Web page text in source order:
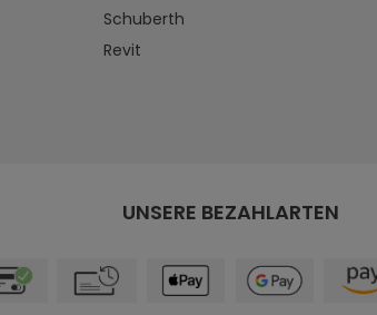
Schuberth
Revit
UNSERE BEZAHLARTEN